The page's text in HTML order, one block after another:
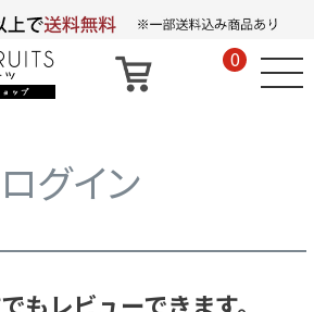
0
ログイン
もレビューできます。